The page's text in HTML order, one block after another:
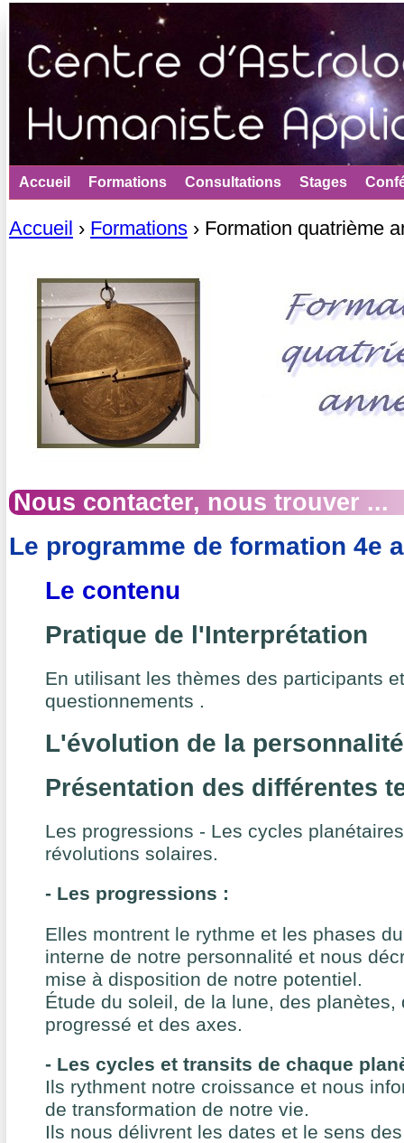
Vous êtes ici
Accueil › Formations › Formation quatrième
Nous contacter, nous trouver ...
Le programme de formation 4e
Le contenu
Pratique de l'Interprétation
En utilisant les thèmes des participants
questionnements .
L'évolution de la
Présentation des différentes
Les progressions - Les cycles
révolutions solaires.
- Les progressions :
Elles montrent le rythme et les phases
interne de notre personnalité et nous
mise à disposition de notre potentiel.
Étude du soleil, de la lune, des
progressé et des axes.
- Les cycles et transits de chaque
Ils rythment notre croissance et nous
de transformation de notre vie.
Ils nous délivrent les dates et le sens
Accueil Formations Consultations Stages